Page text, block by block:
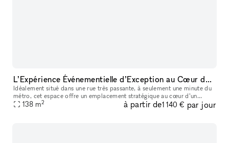
L’Expérience Événementielle d’Exception au Cœur de Bastille
Idéalement situé dans une rue très passante, à seulement une minute du
métro, cet espace offre un emplacement stratégique au cœur d’un
quartier dynamique et recherché. La boutique de 90 m² bénéficie
138 m2 à partir de1 140 € par jour